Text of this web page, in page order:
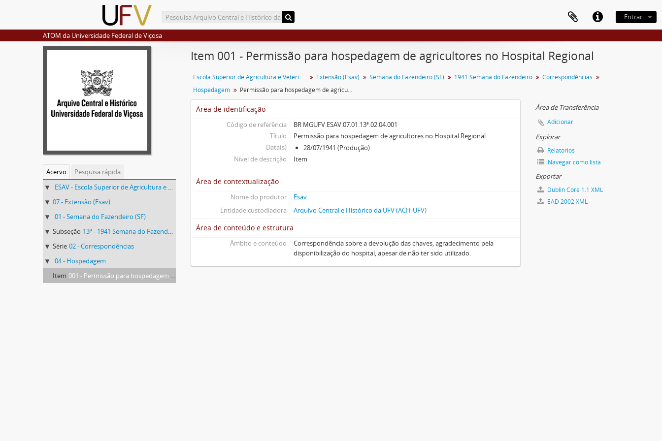
Entrar
ATOM da Universidade Federal de Viçosa
Acervo
Pesquisa rápida
ESAV - Escola Superior de Agricultura e Veterinária (ESAV)
07 - Extensão (Esav)
01 - Semana do Fazendeiro (SF)
Subseção 13ª - 1941 Semana do Fazendeiro
Série 02 - Correspondências
04 - Hospedagem
Item 001 - Permissão para hospedagem de agricultores no Hospital Regional
Item 001 - Permissão para hospedagem de agricultores no Hospital Regional
Escola Superior de Agricultura e Veterinária (ESAV) Extensão (Esav) Semana do Fazendeiro (SF) 1941 Semana do Fazendeiro
Correspondências
Hospedagem
Permissão para hospedagem de agricultores no Hospital Regional
Área de identificação
Código de referência
BR MGUFV ESAV.07.01.13ª.02.04.001
Título
Permissão para hospedagem de agricultores no Hospital Regional
Data(s)
28/07/1941 (Produção)
Nível de descrição
Item
Área de contextualização
Nome do produtor
Esav
Entidade custodiadora
Arquivo Central e Histórico da UFV (ACH-UFV)
Área de conteúdo e estrutura
Âmbito e conteúdo
Correspondência sobre a devolução das chaves, agradecimento pela
disponibilização do hospital, apesar de não ter sido utilizado.
Área de Transferência
Adicionar
Explorar
Relatórios
Navegar como lista
Exportar
Dublin Core 1.1 XML
EAD 2002 XML